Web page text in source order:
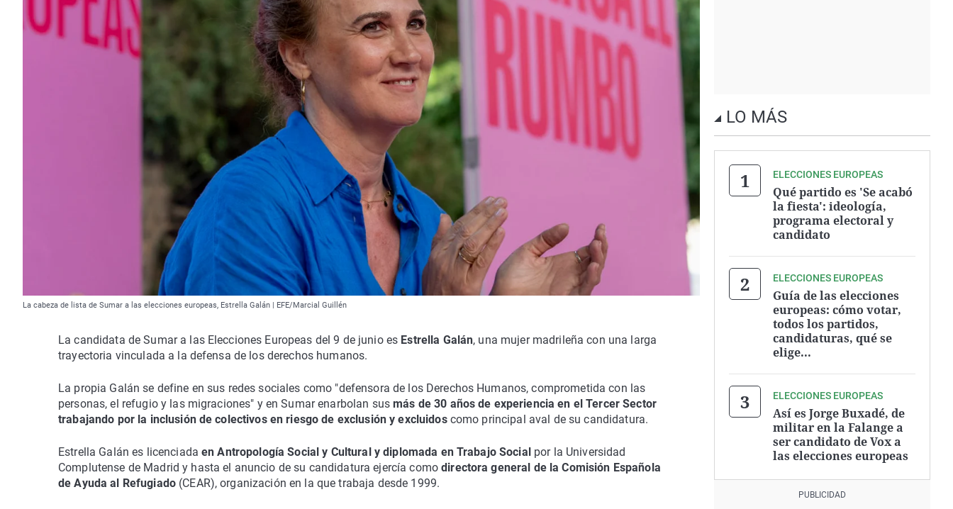
La cabeza de lista de Sumar a las elecciones europeas, Estrella Galán | EFE/Marcial Guillén
La candidata de Sumar a las Elecciones Europeas del 9 de junio es Estrella Galán, una mujer madrileña con una larga
trayectoria vinculada a la defensa de los derechos humanos.
La propia Galán se define en sus redes sociales como "defensora de los Derechos Humanos, comprometida con las
personas, el refugio y las migraciones" y en Sumar enarbolan susmás de 30 años de experiencia en el Tercer Sector
trabajando por la inclusión de colectivos en riesgo de exclusión y excluidoscomo principal aval de su candidatura.
Estrella Galán es licenciadaen Antropología Social y Cultural y diplomada en Trabajo Social por la Universidad
Complutense de Madrid y hasta el anuncio de su candidatura ejercía comodirectora general de la Comisión Española
de Ayuda al Refugiado (CEAR), organización en la que trabaja desde 1999.
LO MÁS
ELECCIONES EUROPEAS
Qué partido es 'Se acabó
la fiesta': ideología,
programa electoral y
candidato
ELECCIONES EUROPEAS
Guía de las elecciones
europeas: cómo votar,
todos los partidos,
candidaturas, qué se
elige...
ELECCIONES EUROPEAS
Así es Jorge Buxadé, de
militar en la Falange a
ser candidato de Vox a
las elecciones europeas